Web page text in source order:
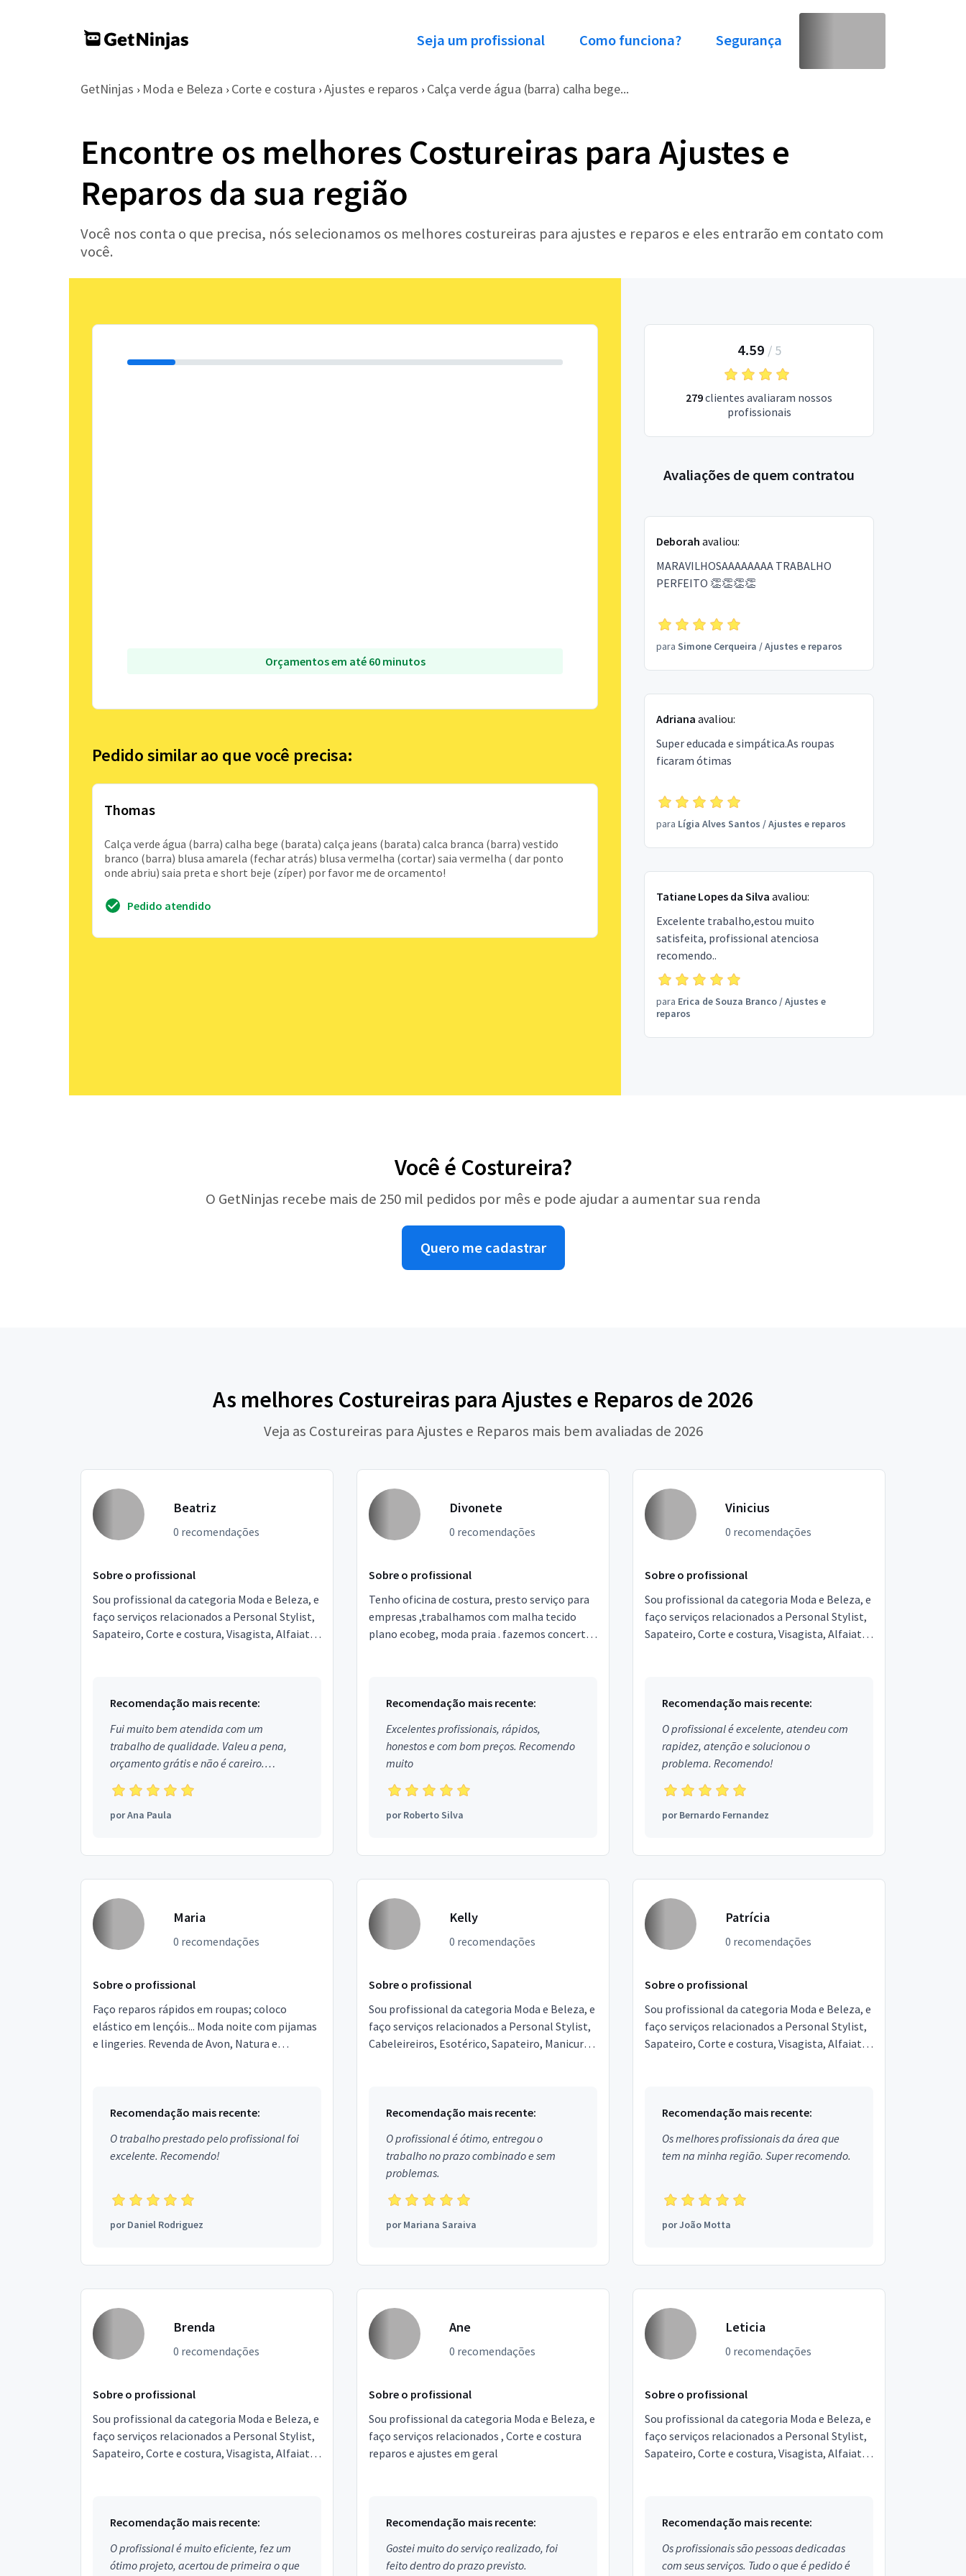
Seja um profissional Como funciona? Segurança
GetNinjas › Moda e Beleza › Corte e costura › Ajustes e reparos › Calça verde água (barra) calha bege...
Encontre os melhores Costureiras para Ajustes e
Reparos da sua região
Você nos conta o que precisa, nós selecionamos os melhores costureiras para ajustes e reparos e eles entrarão em contato com
você.
Orçamentos em até 60 minutos
Pedido similar ao que você precisa:
Thomas
Calça verde água (barra) calha bege (barata) calça jeans (barata) calca branca (barra) vestido
branco (barra) blusa amarela (fechar atrás) blusa vermelha (cortar) saia vermelha ( dar ponto
onde abriu) saia preta e short beje (zíper) por favor me de orcamento!
Pedido atendido
4.59 / 5
279clientes avaliaram nossos
profissionais
Avaliações de quem contratou
Deborah avaliou:
MARAVILHOSAAAAAAAA TRABALHO
PERFEITO 👏👏👏👏
para Simone Cerqueira /Ajustes e reparos
Adriana avaliou:
Super educada e simpática.As roupas
ficaram ótimas
para Lígia Alves Santos /Ajustes e reparos
Tatiane Lopes da Silva avaliou:
Excelente trabalho,estou muito
satisfeita, profissional atenciosa
recomendo..
para Erica de Souza Branco/Ajustes e
reparos
Você é Costureira?
O GetNinjas recebe mais de 250 mil pedidos por mês e pode ajudar a aumentar sua renda
Quero me cadastrar
As melhores Costureiras para Ajustes e Reparos de 2026
Veja as Costureiras para Ajustes e Reparos mais bem avaliadas de 2026
Beatriz
0 recomendações
Sobre o profissional
Sou profissional da categoria Moda e Beleza, e
faço serviços relacionados a Personal Stylist,
Sapateiro, Corte e costura, Visagista, Alfaiate.
Recomendação mais recente:
Fui muito bem atendida com um
trabalho de qualidade. Valeu a pena,
orçamento grátis e não é careiro.
Obrigada!
porAna Paula
Divonete
0 recomendações
Sobre o profissional
Tenho oficina de costura, presto serviço para
empresas ,trabalhamos com malha tecido
plano ecobeg, moda praia . fazemos concerto
Recomendação mais recente:
Excelentes profissionais, rápidos,
honestos e com bom preços. Recomendo
muito
porRoberto Silva
Vinicius
0 recomendações
Sobre o profissional
Sou profissional da categoria Moda e Beleza, e
faço serviços relacionados a Personal Stylist,
Sapateiro, Corte e costura, Visagista, Alfaiate.
Recomendação mais recente:
O profissional é excelente, atendeu com
rapidez, atenção e solucionou o
problema. Recomendo!
porBernardo Fernandez
Maria
0 recomendações
Sobre o profissional
Faço reparos rápidos em roupas; coloco
elástico em lençóis... Moda noite com pijamas
e lingeries. Revenda de Avon, Natura e
Recomendação mais recente:
O trabalho prestado pelo profissional foi
excelente. Recomendo!
porDaniel Rodriguez
Kelly
0 recomendações
Sobre o profissional
Sou profissional da categoria Moda e Beleza, e
faço serviços relacionados a Personal Stylist,
Cabeleireiros, Esotérico, Sapateiro, Manicure e
Recomendação mais recente:
O profissional é ótimo, entregou o
trabalho no prazo combinado e sem
problemas.
porMariana Saraiva
Patrícia
0 recomendações
Sobre o profissional
Sou profissional da categoria Moda e Beleza, e
faço serviços relacionados a Personal Stylist,
Sapateiro, Corte e costura, Visagista, Alfaiate.
Recomendação mais recente:
Os melhores profissionais da área que
tem na minha região. Super recomendo.
porJoão Motta
Brenda
0 recomendações
Sobre o profissional
Sou profissional da categoria Moda e Beleza, e
faço serviços relacionados a Personal Stylist,
Sapateiro, Corte e costura, Visagista, Alfaiate.
Recomendação mais recente:
O profissional é muito eficiente, fez um
ótimo projeto, acertou de primeira o que
Ane
0 recomendações
Sobre o profissional
Sou profissional da categoria Moda e Beleza, e
faço serviços relacionados , Corte e costura
reparos e ajustes em geral
Recomendação mais recente:
Gostei muito do serviço realizado, foi
feito dentro do prazo previsto.
Leticia
0 recomendações
Sobre o profissional
Sou profissional da categoria Moda e Beleza, e
faço serviços relacionados a Personal Stylist,
Sapateiro, Corte e costura, Visagista, Alfaiate.
Recomendação mais recente:
Os profissionais são pessoas dedicadas
com seus serviços. Tudo o que é pedido é